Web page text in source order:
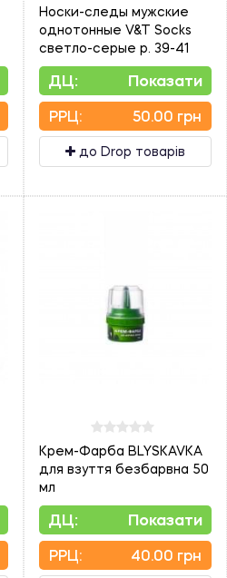
Носки-следы мужские
однотонные V&T Socks
светло-серые р. 39-41
ДЦ: Показати
PPЦ: 50.00 грн
до Drop товарів
Крем-Фарба BLYSKAVKA
для взуття безбарвна 50
мл
ДЦ: Показати
PPЦ: 40.00 грн